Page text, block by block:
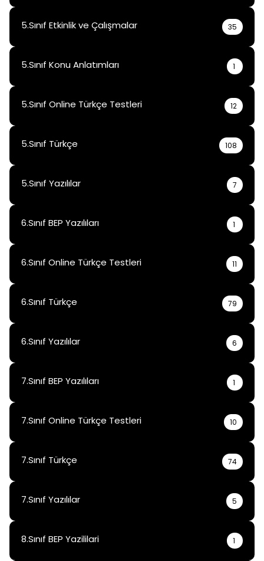
5.Sınıf Etkinlik ve Çalışmalar 35
5.Sınıf Konu Anlatımları 1
5.Sınıf Online Türkçe Testleri 12
5.Sınıf Türkçe 108
5.Sınıf Yazılılar 7
6.Sınıf BEP Yazılıları 1
6.Sınıf Online Türkçe Testleri 11
6.Sınıf Türkçe 79
6.Sınıf Yazılılar 6
7.Sınıf BEP Yazılıları 1
7.Sınıf Online Türkçe Testleri 10
7.Sınıf Türkçe 74
7.Sınıf Yazılılar 5
8.Sınıf BEP Yazililari 1